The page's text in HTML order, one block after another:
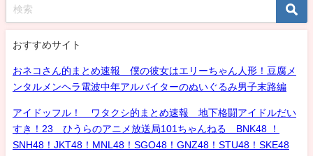
おすすめサイト
おネコさん的まとめ速報 僕の彼女はエリーちゃん人形！豆腐メ
ンタルメンヘラ電波中年アルバイターのぬいぐるみ男子末路編
アイドッフル！ ワタクシ的まとめ速報 地下格闘アイドルだい
すき！23 ひうらのアニメ放送局101ちゃんねる BNK48 ！
SNH48！JKT48！MNL48！SGO48！GNZ48！STU48！SKE48